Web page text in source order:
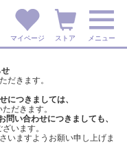
マイページ ストア メニュー
だきます。
につきましては、
だきます。
問い合わせにつきましても、
います。
いますようお願い申し上げま